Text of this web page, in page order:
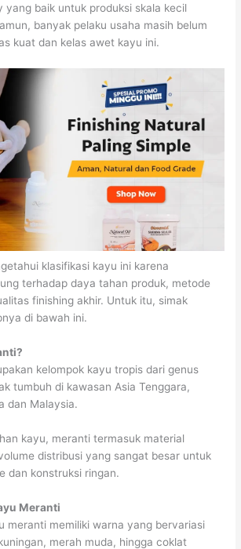
yang baik untuk produksi skala kecil
banyak pelaku usaha masih belum
kuat dan kelas awet kayu ini.
klasifikasi kayu ini karena
terhadap daya tahan produk, metode
finishing akhir. Untuk itu, simak
di bawah ini.
kelompok kayu tropis dari genus
tumbuh di kawasan Asia Tenggara,
dan Malaysia.
kayu, meranti termasuk material
distribusi yang sangat besar untuk
dan konstruksi ringan.
Meranti
meranti memiliki warna yang bervariasi
merah muda, hingga coklat